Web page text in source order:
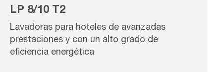
LP 8/10 T2
Lavadoras para hoteles de avanzadas
prestaciones y con un alto grado de
eficiencia energética